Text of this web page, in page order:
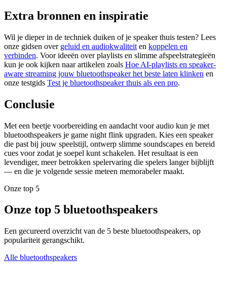
Extra bronnen en inspiratie
Wil je dieper in de techniek duiken of je speaker thuis testen? Lees
onze gidsen over geluid en audiokwaliteit en koppelen en
verbinden. Voor ideeën over playlists en slimme afspeelstrategieën
kun je ook kijken naar artikelen zoals Hoe AI-playlists en speaker-
aware streaming jouw bluetoothspeaker het beste laten klinken en
onze testgids Test je bluetoothspeaker thuis als een pro.
Conclusie
Met een beetje voorbereiding en aandacht voor audio kun je met
bluetoothspeakers je game night flink upgraden. Kies een speaker
die past bij jouw speelstijl, ontwerp slimme soundscapes en bereid
cues voor zodat je soepel kunt schakelen. Het resultaat is een
levendiger, meer betrokken spelervaring die spelers langer bijblijft
— en die je volgende sessie meteen memorabeler maakt.
Onze top 5
Onze top 5 bluetoothspeakers
Een gecureerd overzicht van de 5 beste bluetoothspeakers, op
populariteit gerangschikt.
Alle bluetoothspeakers